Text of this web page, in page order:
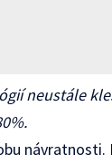
neustále
návratnosti.